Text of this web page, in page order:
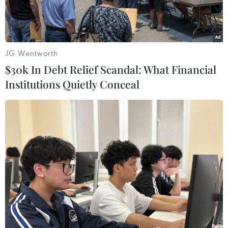
Thanh niên Hải Dương vận chuyển hàng ủng hộ phòng chống
dịch từ điểm tiếp nhận của Tỉnh đoàn đến các vùng dịch. (Ảnh:
Mạnh Minh/TTXVN)
Chính phủ yêu cầu các bộ, cơ quan, địa phương
theo dõi sát tình hình, chủ động xây dựng các
JG Wentworth
$30k In Debt Relief Scandal: What Financial
Institutions Quietly Conceal